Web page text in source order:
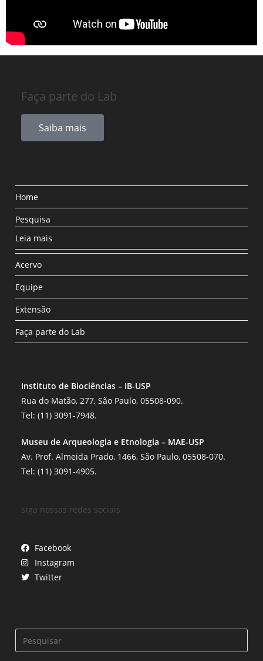
Faça parte do Lab
Saiba mais
Home
Pesquisa
Leia mais
Acervo
Equipe
Extensão
Faça parte do Lab
Instituto de Biociências – IB-USP
Rua do Matão, 277, São Paulo, 05508-090.
Tel: (11) 3091-7948.
Museu de Arqueologia e Etnologia – MAE-USP
Av. Prof. Almeida Prado, 1466, São Paulo, 05508-070.
Tel: (11) 3091-4905.
Siga nossas redes sociais
Facebook
Instagram
Twitter